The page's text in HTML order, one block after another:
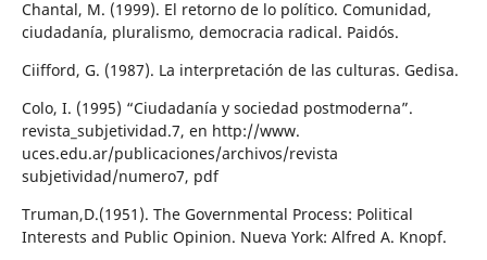
Chantal, M. (1999). El retorno de lo político. Comunidad,
ciudadanía, pluralismo, democracia radical. Paidós.
Ciifford, G. (1987). La interpretación de las culturas. Gedisa.
Colo, I. (1995) “Ciudadanía y sociedad postmoderna”.
revista_subjetividad.7, en http://www.
uces.edu.ar/publicaciones/archivos/revista
subjetividad/numero7, pdf
Truman,D.(1951). The Governmental Process: Political
Interests and Public Opinion. Nueva York: Alfred A. Knopf.